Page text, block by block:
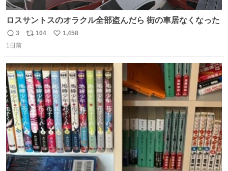
ロスサントスのオラクル全部盗んだら 街の車居なくなった
返
信
3
リ
ト
数
104
い
数
1,458
1日前